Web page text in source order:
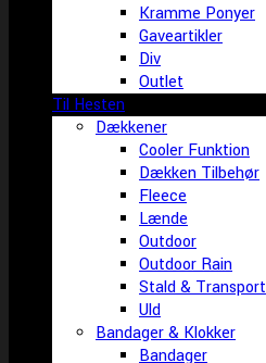
Kramme Ponyer
Gaveartikler
Div
Outlet
Til Hesten
Dækkener
Cooler Funktion
Dækken Tilbehør
Fleece
Lænde
Outdoor
Outdoor Rain
Stald & Transport
Uld
Bandager & Klokker
Bandager